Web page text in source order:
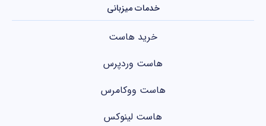
خدمات میزبانی
خرید هاست
هاست وردپرس
هاست ووکامرس
هاست لینوکس